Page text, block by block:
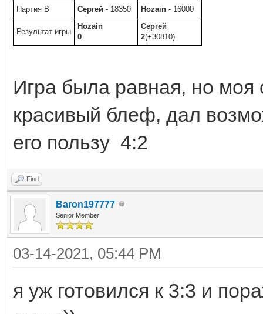
Партия B
Сергей - 18350 Hozain - 16000
Результат игры
Hozain
0
Сергей
2(+30810)
Игра была равная, но моя
красивый блеф, дал
его пользу 4:2
Find
Baron197777
Senior Member
03-14-2021, 05:44 PM
я уж готовился к 3:3 и